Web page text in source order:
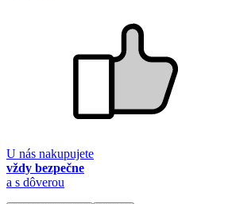
U nás nakupujete
vždy bezpečne
a s dôverou